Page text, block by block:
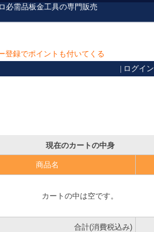
必需品板金工具の専門販売
登録でポイントも付いてくる
| ログイン
現在のカートの中身
商品名
カートの中は空です。
合計(消費税込み)